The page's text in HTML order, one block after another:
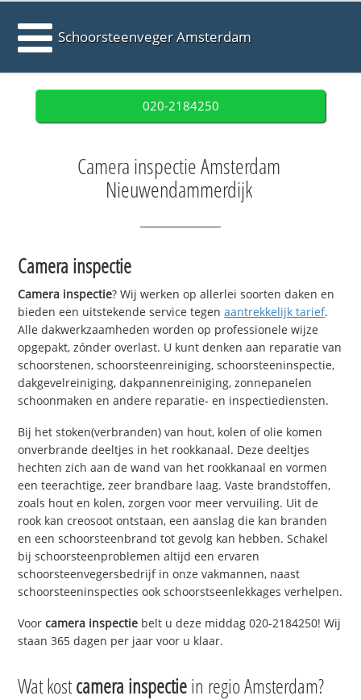
Schoorsteenveger Amsterdam
020-2184250
Camera inspectie Amsterdam
Nieuwendammerdijk
Camera inspectie
Camera inspectie? Wij werken op allerlei soorten daken en
bieden een uitstekende service tegenaantrekkelijk tarief.
Alle dakwerkzaamheden worden op professionele wijze
opgepakt, zónder overlast. U kunt denken aan reparatie van
schoorstenen, schoorsteenreiniging, schoorsteeninspectie,
dakgevelreiniging, dakpannenreiniging, zonnepanelen
schoonmaken en andere reparatie- en inspectiediensten.
Bij het stoken(verbranden) van hout, kolen of olie komen
onverbrande deeltjes in het rookkanaal. Deze deeltjes
hechten zich aan de wand van het rookkanaal en vormen
een teerachtige, zeer brandbare laag. Vaste brandstoffen,
zoals hout en kolen, zorgen voor meer vervuiling. Uit de
rook kan creosoot ontstaan, een aanslag die kan branden
en een schoorsteenbrand tot gevolg kan hebben. Schakel
bij schoorsteenproblemen altijd een ervaren
schoorsteenvegersbedrijf in onze vakmannen, naast
schoorsteeninspecties ook schoorstseenlekkages verhelpen.
Voorcamera inspectie belt u deze middag 020-2184250! Wij
staan 365 dagen per jaar voor u klaar.
Wat kostcamera inspectiein regio Amsterdam?